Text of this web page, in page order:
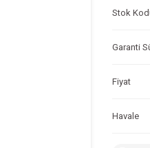
Stok
Garanti
Fiyat
Havale